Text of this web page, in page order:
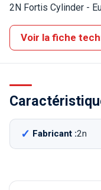
2N Fortis Cylinder -
Voir la fiche
Fabricant :2n